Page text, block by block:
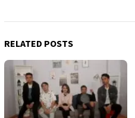
RELATED POSTS